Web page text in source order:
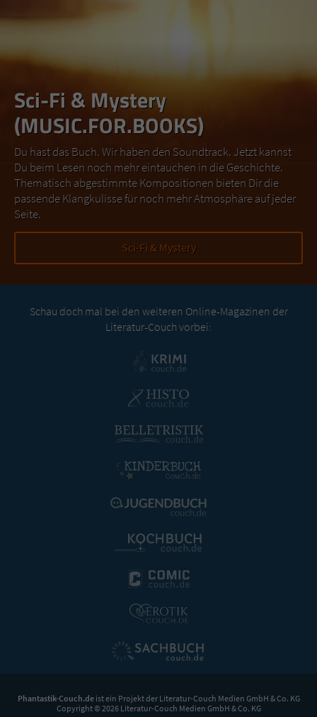
Sci-Fi & Mystery
(MUSIC.FOR.BOOKS)
Du hast das Buch. Wir haben den Soundtrack. Jetzt kannst
Du beim Lesen noch mehr eintauchen in die Geschichte.
Thematisch abgestimmte Kompositionen bieten Dir die
passende Klangkulisse für noch mehr Atmosphäre auf jeder
Seite.
Sci-Fi & Mystery
Schau doch mal bei den weiteren Online-Magazinen der
Literatur-Couch vorbei:
Phantastik-Couch.deist ein Projekt der Literatur-Couch Medien GmbH & Co. KG
Copyright © 2026 Literatur-Couch Medien GmbH & Co. KG